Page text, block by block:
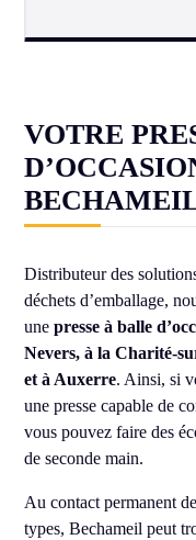
VOTRE
Distributeur des
déchets d’emballage,
unepresse à balle
Nevers, à la Charité-
et à Auxerre. Ainsi, si
une presse capable de
vous pouvez faire des
de seconde main.
Au contact permanent
types, Bechameil peut